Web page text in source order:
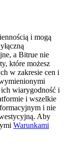
i mogą
a Bitrue nie
które możesz
w zakresie cen i
wiarygodność i
i wszelkie
i nie
Aby
Warunkami